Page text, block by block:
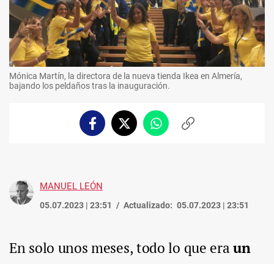
Mónica Martín, la directora de la nueva tienda Ikea en Almería,
bajando los peldaños tras la inauguración.
FacebookTwitterWhatsappCopiar
MANUEL LEÓN
05.07.2023 | 23:51 Actualizado: 05.07.2023 | 23:51
En solo unos meses, todo lo que eraun